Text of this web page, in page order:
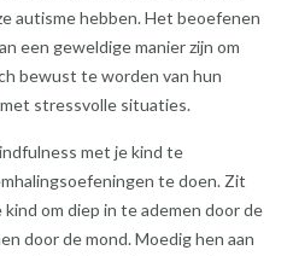
autisme hebben. Het beoefenen
een geweldige manier zijn om
bewust te worden van hun
stressvolle situaties.
met je kind te
te doen. Zit
om diep in te ademen door de
door de mond. Moedig hen aan